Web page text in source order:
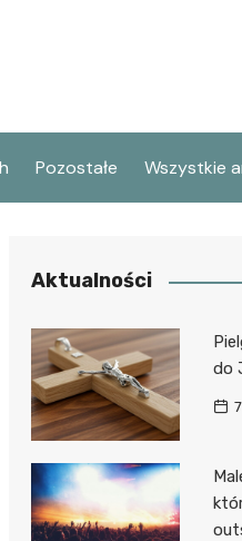
Pozostałe Wszystkie
Aktualności
do